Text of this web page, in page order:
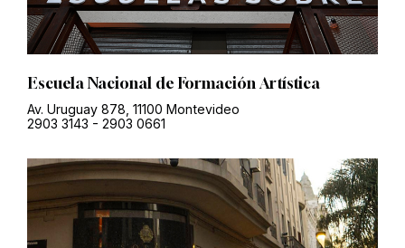
Escuela Nacional de Formación Artística
Av. Uruguay 878, 11100 Montevideo
2903 3143 - 2903 0661